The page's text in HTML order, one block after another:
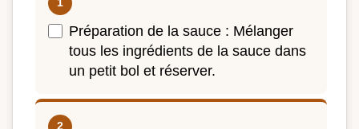
Préparation de la sauce : Mélanger
tous les ingrédients de la sauce dans
un petit bol et réserver.